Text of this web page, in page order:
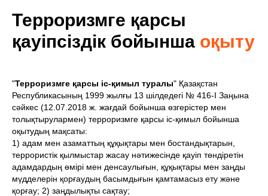
Терроризмге қарсы
қауіпсіздік бойынша оқыту
"Терроризмге қарсы іс-қимыл туралы" Қазақстан
Республикасының 1999 жылғы 13 шілдедегі № 416-I Заңына
сәйкес (12.07.2018 ж. жағдай бойынша өзгерістер мен
толықтырулармен) терроризмге қарсы іс-қимыл бойынша
оқытудың мақсаты:
1) адам мен азаматтың құқықтары мен бостандықтарын,
террористік қылмыстар жасау нәтижесінде қауіп төндіретін
адамдардың өмірі мен денсаулығын, құқықтары мен заңды
мүдделерін қорғаудың басымдығын қамтамасыз ету және
қорғау; 2) заңдылықты сақтау;